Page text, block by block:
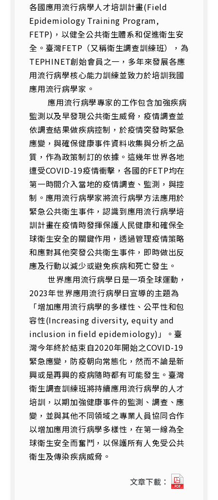
各國應用流行病學人才培訓計畫(Field
Epidemiology Training Program,
FETP)，以健全公共衛生體系和促進衛生安
全。臺灣FETP（又稱衛生調查訓練班），為
TEPHINET創始會員之一，多年來發展各應
用流行病學核心能力訓練並致力於培訓我國
應用流行病學家。
應用流行病學專家的工作包含加強疾病
監測以及早發現公共衛生威脅，疫情調查並
依調查結果做疾病控制，於疫情突發時緊急
應變，與確保健康事件資料收集與分析之品
質，作為政策制訂的依據。這幾年世界各地
遭受COVID-19疫情衝擊，各國的FETP均在
第一時間介入當地的疫情調查、監測，與控
制。應用流行病學家將流行病學方法應用於
緊急公共衛生事件，認識到應用流行病學培
訓計畫在疫情時發揮保護人民健康和確保全
球衛生安全的關鍵作用，透過管理疫情策略
和應對其他突發公共衛生事件，即時做出反
應及行動以減少或避免疾病和死亡發生。
世界應用流行病學日是一項全球運動，
2023年世界應用流行病學日宣導的主題為
「增加應用流行病學的多樣性、公平性和包
容性(Increasing diversity, equity and
inclusion in field epidemiology)」。臺
灣今年終於結束自2020年開始之COVID-19
緊急應變，防疫朝向常態化，然而不論是新
興或是再興的疫病隨時都有可能發生。臺灣
衛生調查訓練班將持續應用流行病學的人才
培訓，以期加強健康事件的監測、調查、應
變，並與其他不同領域之專業人員協同合作
以增加應用流行病學多樣性，在第一線為全
球衛生安全而奮鬥，以保護所有人免受公共
衛生及傳染疾病威脅。
文章下載：